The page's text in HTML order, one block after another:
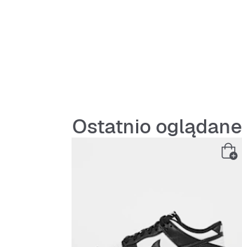
Ostatnio oglądane